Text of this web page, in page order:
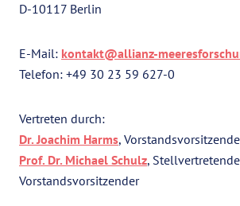
D-10117 Berlin
E-Mail: kontakt@allianz-
Telefon: +49 30 23 59 627-0
Vertreten durch:
Dr. Joachim Harms,
Prof. Dr. Michael Schulz,
Vorstandsvorsitzender